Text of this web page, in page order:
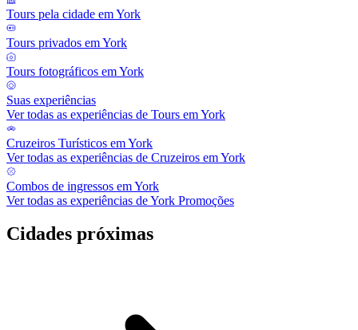
Tours pela cidade em York
Tours privados em York
Tours fotográficos em York
Suas experiências
Ver todas as experiências de Tours em York
Cruzeiros Turísticos em York
Ver todas as experiências de Cruzeiros em York
Combos de ingressos em York
Ver todas as experiências de York Promoções
Cidades próximas